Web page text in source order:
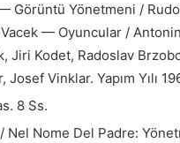
Görüntü Yönetmeni /
— Oyuncular /
Jiri Kodet, Radoslav
Josef Vinklar. Yapım Yılı
8 Ss.
/ Nel Nome Del Padre: